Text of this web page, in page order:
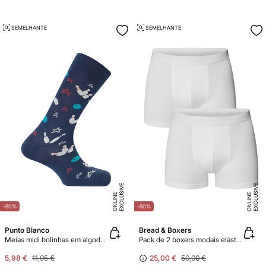
-50% E
X
C
L
U
SI
V
E
O
N
LI
N
E
SEMELHANTE
Punto Blanco
Meias midi bolinhas em algodão orgânico
5,98 € 11,95 €
-50% E
X
C
L
U
SI
V
E
O
N
LI
N
E
SEMELHANTE
Bread & Boxers
Pack de 2 boxers modais elásticos ecológicos brancos
25,00 € 50,00 €